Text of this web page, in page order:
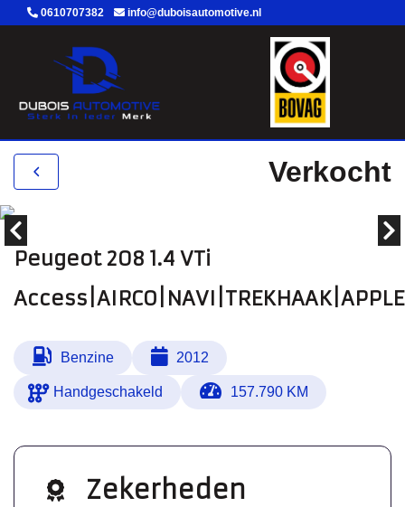
0610707382 info@duboisautomotive.nl
Verkocht
Peugeot 208 1.4 VTi
Benzine 2012
Handgeschakeld 157.790 KM
Zekerheden